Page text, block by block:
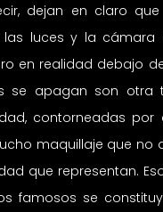
dejan en claro
luces y la cámara
en realidad debajo
se apagan son otra
contorneadas por
maquillaje que no
que representan.
famosos se